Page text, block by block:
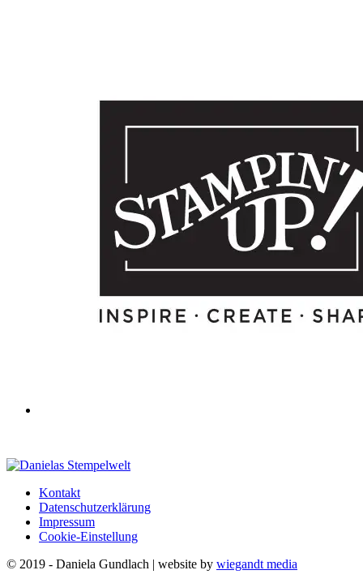
Kontakt
Datenschutzerklärung
Impressum
Cookie-Einstellung
© 2019 - Daniela Gundlach | website by wiegandt media